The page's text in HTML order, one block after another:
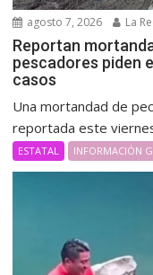
agosto 7, 2026 La
Reportan
pescadores piden
casos
Una mortandad de
reportada este
ESTATAL INFORMACIÓN